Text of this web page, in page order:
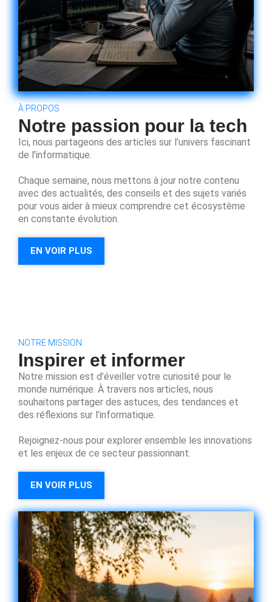
À PROPOS
Notre passion pour la tech
Ici, nous partageons des articles sur l’univers fascinant
de l’informatique.
Chaque semaine, nous mettons à jour notre contenu
avec des actualités, des conseils et des sujets variés
pour vous aider à mieux comprendre cet écosystème
en constante évolution.
EN VOIR PLUS
NOTRE MISSION
Inspirer et informer
Notre mission est d’éveiller votre curiosité pour le
monde numérique. À travers nos articles, nous
souhaitons partager des astuces, des tendances et
des réflexions sur l’informatique.
Rejoignez-nous pour explorer ensemble les innovations
et les enjeux de ce secteur passionnant.
EN VOIR PLUS